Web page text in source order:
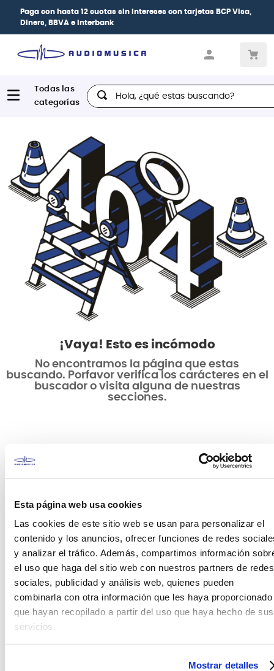
Esta página web usa cookies
Las cookies de este sitio web se usan para personalizar el
contenido y los anuncios, ofrecer funciones de redes
y analizar el tráfico. Además, compartimos información
el uso que haga del sitio web con nuestros partners de redes
sociales, publicidad y análisis web, quienes pueden
combinarla con otra información que les haya proporcionado
que hayan recopilado a partir del uso que haya hecho de sus
servicios.
Mostrar detalles
Paga con hasta 12 cuotas sin intereses con tarjetas BCP Visa,
Diners, BBVA e Interbank
Hola, ¿qué estas buscando?
¡Vaya! Esto es incómodo
No encontramos la página que estas
buscando. Porfavor verifica los carácteres en el
buscador o visita alguna de nuestras
secciones.